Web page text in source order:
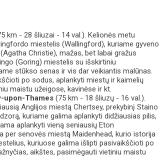
km - 28 šliuzai - 14 val.). Kelionės metu
miestelis (Wallingford), kuriame gyveno
Christie), mažas, bet labai gražus
(Goring) miestelis su išskirtiniu
stūkso senas ir vis dar veikiantis malūnas.
po sodus, aplankyti miestų ir kaimelių
maistu užeigose, kavinėse ir kt.
upon-Thames(75 km - 18 šliuzų - 16 val.).
Anglijos miestą Chertsey, prekybinį Staino
kuriame galima aplankyti didžiausias pilis,
aplankyti vieną seniausių Eton
per senovės miestą Maidenhead, kurio istorija
kuriuose galima išlipti pasivaikščioti po
aikštes, pasimėgauti vietiniu maistu